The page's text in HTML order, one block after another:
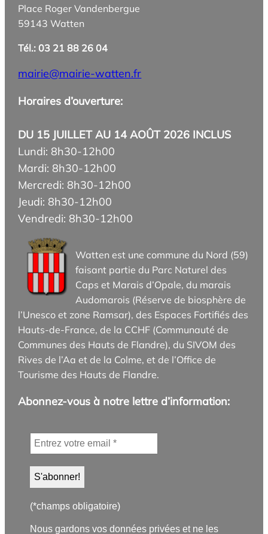
Place Roger Vandenbergue
59143 Watten
Tél.: 03 21 88 26 04
mairie@mairie-watten.fr
Horaires d’ouverture:
DU 15 JUILLET AU 14 AOÛT 2026 INCLUS
Lundi: 8h30-12h00
Mardi: 8h30-12h00
Mercredi: 8h30-12h00
Jeudi: 8h30-12h00
Vendredi: 8h30-12h00
Watten est une commune du Nord (59)
faisant partie du Parc Naturel des
Caps et Marais d’Opale, du marais
Audomarois (Réserve de biosphère de
l’Unesco et zone Ramsar), des Espaces Fortifiés des
Hauts-de-France, de la CCHF (Communauté de
Communes des Hauts de Flandre), du SIVOM des
Rives de l’Aa et de la Colme, et de l’Office de
Tourisme des Hauts de Flandre.
Abonnez-vous à notre lettre d’information:
(*champs obligatoire)
Nous gardons vos données privées et ne les